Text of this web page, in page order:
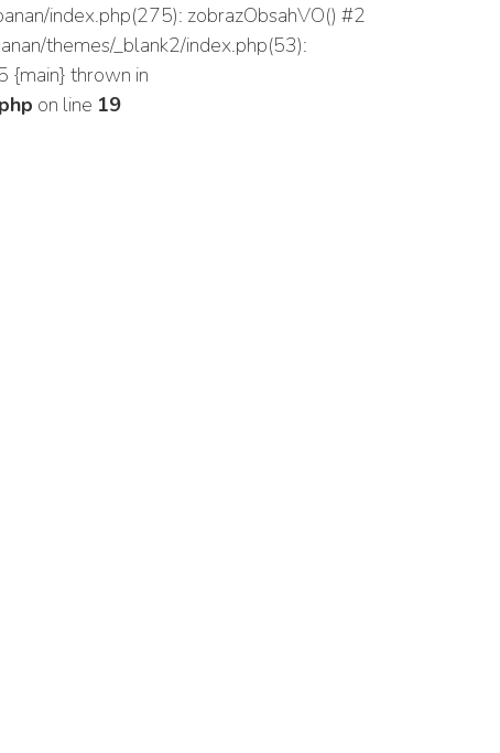
index.php(275): zobrazObsahVO() #2
themes/_blank2/index.php(53):
{main} thrown in
on line 19